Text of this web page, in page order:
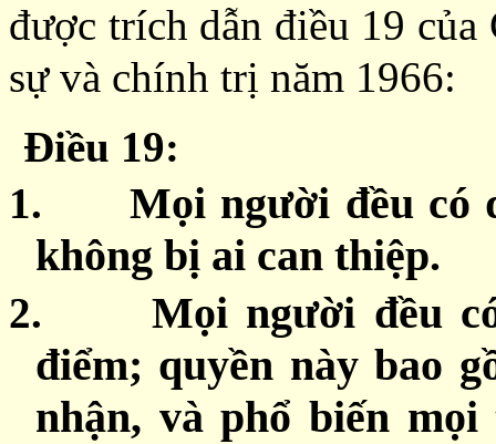
được trích dẫn điều 19
sự và chính trị năm 1966:
Ðiều 19:
1.
Mọi người đều có
không bị ai can thiệp.
2.
Mọi người đều
điểm; quyền này bao
nhận, và phổ biến